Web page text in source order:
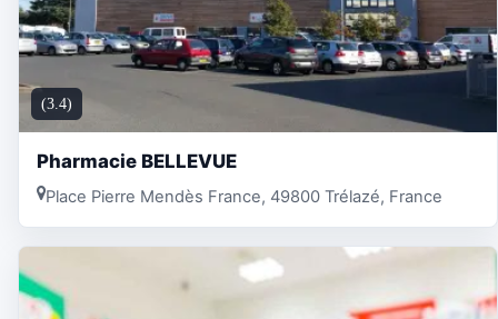
(3.4)
Pharmacie BELLEVUE
Place Pierre Mendès France, 49800 Trélazé, France